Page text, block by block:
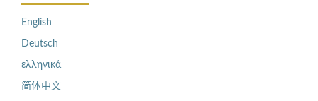
English
Deutsch
ελληνικά
简体中文